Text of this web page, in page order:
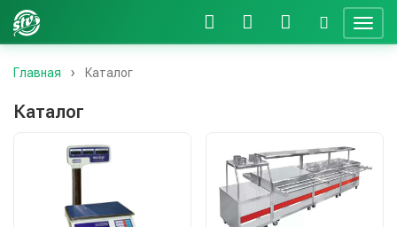
Главная Каталог
Каталог